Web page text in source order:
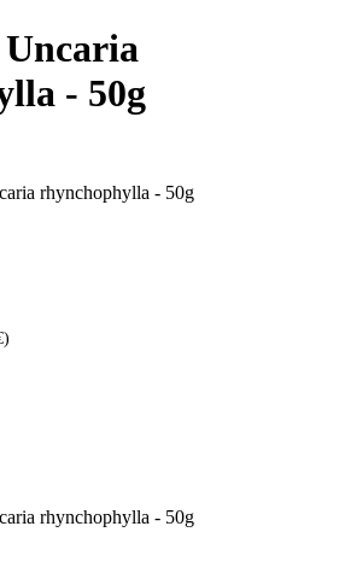
Uncaria
- 50g
rhynchophylla - 50g
rhynchophylla - 50g